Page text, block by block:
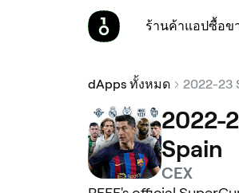
ร้านค้าแอปซื้อข
dApps ทั้งหมด 2022-23
2022-
Spain
CEX